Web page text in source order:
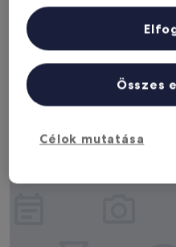
Egy hónap múlva
Apartmanok
Marbles Residence
Célok mutatása
Összes